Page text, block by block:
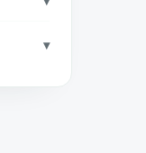
▾